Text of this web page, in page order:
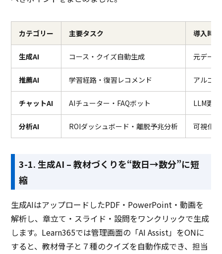
カテゴリー 主要タスク 導入時
生成AI コース・クイズ自動生成 元デー
推薦AI 学習経路・復習レコメンド アルゴ
チャットAI AIチューター・FAQボット LLM更
分析AI ROIダッシュボード・離脱予兆分析 可視化
3-1. 生成AI – 教材づくりを“数日→数分”に短
縮
生成AIはアップロードしたPDF・PowerPoint・動画を
解析し、章立て・スライド・設問をワンクリックで生成
します。Learn365では管理画面の「AI Assist」をONに
すると、教材骨子と７種のクイズを自動作成でき、担当